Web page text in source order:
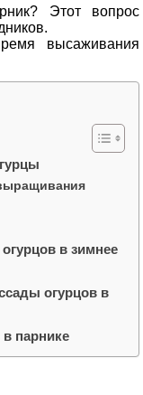
Этот вопрос
высаживания
в зимнее
огурцов в
парнике